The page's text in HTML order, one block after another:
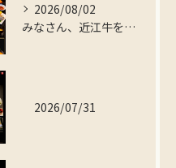
2026/08/02
みなさん、近江牛を存分に楽しんでみませんか？
2026/07/31